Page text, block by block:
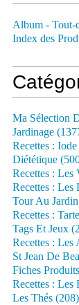
Album - Tout-
Index des
Ma Sélection
Jardinage
Recettes :
Diététique
Recettes : Les
Recettes : Les
Tour Au
Recettes :
Tags Et Jeux
Recettes :
St Jean De
Fiches
Recettes : Les
Les Thés (208)